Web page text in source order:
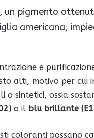
, un pigmento
americana,
e
alti, motivo per cui
sintetici, ossia
o il blu brillante
coloranti possano